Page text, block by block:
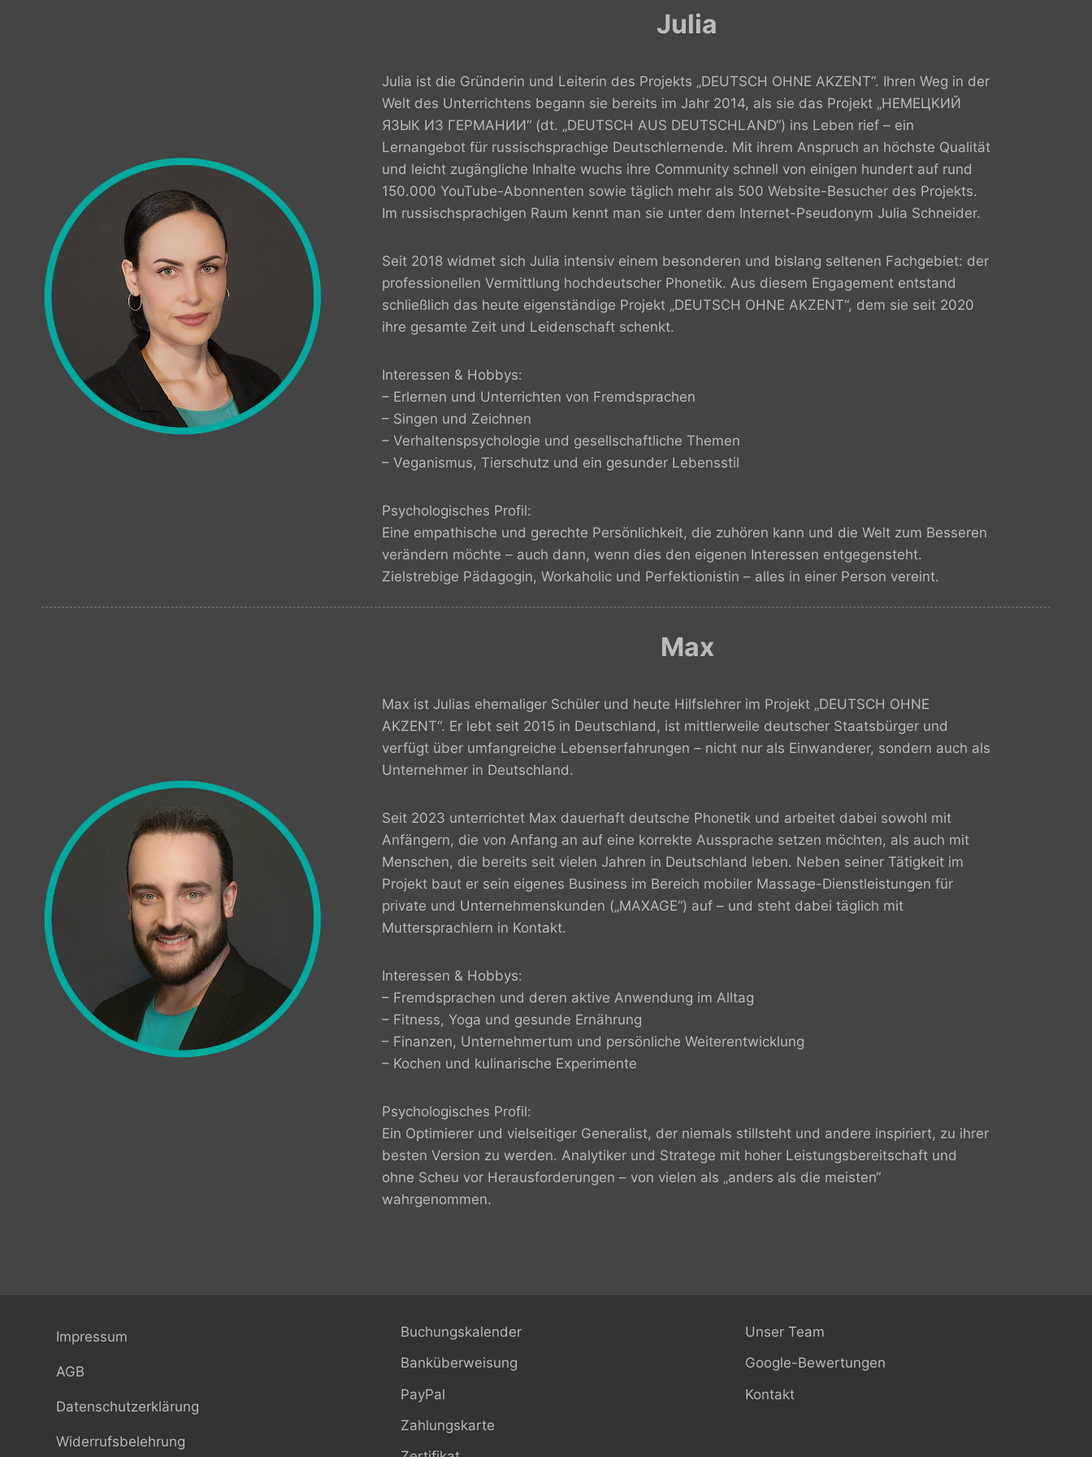
Julia
Julia ist die Gründerin und Leiterin des Projekts „DEUTSCH OHNE AKZENT“. Ihren Weg in der
Welt des Unterrichtens begann sie bereits im Jahr 2014, als sie das Projekt „НЕМЕЦКИЙ
ЯЗЫК ИЗ ГЕРМАНИИ“ (dt. „DEUTSCH AUS DEUTSCHLAND“) ins Leben rief – ein
Lernangebot für russischsprachige Deutschlernende. Mit ihrem Anspruch an höchste Qualität
und leicht zugängliche Inhalte wuchs ihre Community schnell von einigen hundert auf rund
150.000 YouTube-Abonnenten sowie täglich mehr als 500 Website-Besucher des Projekts.
Im russischsprachigen Raum kennt man sie unter dem Internet-Pseudonym Julia Schneider.
Seit 2018 widmet sich Julia intensiv einem besonderen und bislang seltenen Fachgebiet: der
professionellen Vermittlung hochdeutscher Phonetik. Aus diesem Engagement entstand
schließlich das heute eigenständige Projekt „DEUTSCH OHNE AKZENT“, dem sie seit 2020
ihre gesamte Zeit und Leidenschaft schenkt.
Interessen & Hobbys:
– Erlernen und Unterrichten von Fremdsprachen
– Singen und Zeichnen
– Verhaltenspsychologie und gesellschaftliche Themen
– Veganismus, Tierschutz und ein gesunder Lebensstil
Psychologisches Profil:
Eine empathische und gerechte Persönlichkeit, die zuhören kann und die Welt zum Besseren
verändern möchte – auch dann, wenn dies den eigenen Interessen entgegensteht.
Zielstrebige Pädagogin, Workaholic und Perfektionistin – alles in einer Person vereint.
Max
Max ist Julias ehemaliger Schüler und heute Hilfslehrer im Projekt „DEUTSCH OHNE
AKZENT“. Er lebt seit 2015 in Deutschland, ist mittlerweile deutscher Staatsbürger und
verfügt über umfangreiche Lebenserfahrungen – nicht nur als Einwanderer, sondern auch als
Unternehmer in Deutschland.
Seit 2023 unterrichtet Max dauerhaft deutsche Phonetik und arbeitet dabei sowohl mit
Anfängern, die von Anfang an auf eine korrekte Aussprache setzen möchten, als auch mit
Menschen, die bereits seit vielen Jahren in Deutschland leben. Neben seiner Tätigkeit im
Projekt baut er sein eigenes Business im Bereich mobiler Massage-Dienstleistungen für
private und Unternehmenskunden („MAXAGE“) auf – und steht dabei täglich mit
Muttersprachlern in Kontakt.
Interessen & Hobbys:
– Fremdsprachen und deren aktive Anwendung im Alltag
– Fitness, Yoga und gesunde Ernährung
– Finanzen, Unternehmertum und persönliche Weiterentwicklung
– Kochen und kulinarische Experimente
Psychologisches Profil:
Ein Optimierer und vielseitiger Generalist, der niemals stillsteht und andere inspiriert, zu ihrer
besten Version zu werden. Analytiker und Stratege mit hoher Leistungsbereitschaft und
ohne Scheu vor Herausforderungen – von vielen als „anders als die meisten“
wahrgenommen.
Impressum
AGB
Datenschutzerklärung
Widerrufsbelehrung
Buchungskalender
Banküberweisung
PayPal
Zahlungskarte
Unser Team
Google-Bewertungen
Kontakt